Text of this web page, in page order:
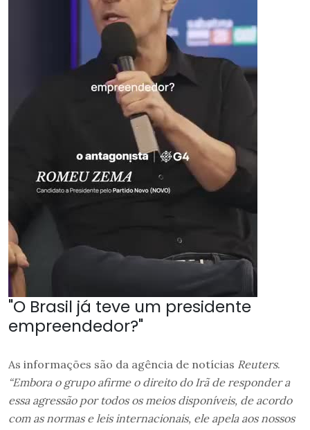
"O Brasil já teve um presidente
empreendedor?"
As informações são da agência de notícias Reuters.
“Embora o grupo afirme o direito do Irã de responder a
essa agressão por todos os meios disponíveis, de acordo
com as normas e leis internacionais, ele apela aos nossos